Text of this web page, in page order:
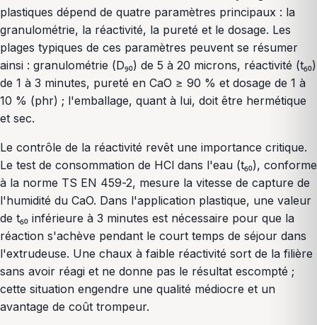
plastiques dépend de quatre paramètres principaux : la
granulométrie, la réactivité, la pureté et le dosage. Les
plages typiques de ces paramètres peuvent se résumer
ainsi : granulométrie (D₉₀) de 5 à 20 microns, réactivité (t₆₀)
de 1 à 3 minutes, pureté en CaO ≥ 90 % et dosage de 1 à
10 % (phr) ; l'emballage, quant à lui, doit être hermétique
et sec.
Le contrôle de la réactivité revêt une importance critique.
Le test de consommation de HCl dans l'eau (t₆₀), conforme
à la norme TS EN 459-2, mesure la vitesse de capture de
l'humidité du CaO. Dans l'application plastique, une valeur
de t₆₀ inférieure à 3 minutes est nécessaire pour que la
réaction s'achève pendant le court temps de séjour dans
l'extrudeuse. Une chaux à faible réactivité sort de la filière
sans avoir réagi et ne donne pas le résultat escompté ;
cette situation engendre une qualité médiocre et un
avantage de coût trompeur.